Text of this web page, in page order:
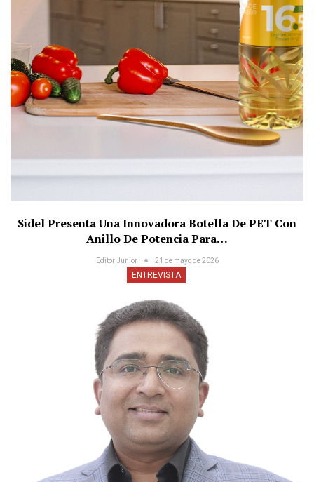
Sidel Presenta Una Innovadora Botella De PET Con
Anillo De Potencia Para…
Editor Junior 21 de mayo de 2026
ENTREVISTA